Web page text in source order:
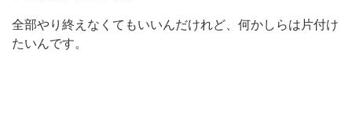
全部やり終えなくてもいいんだけれど、何かしらは片付け
たいんです。